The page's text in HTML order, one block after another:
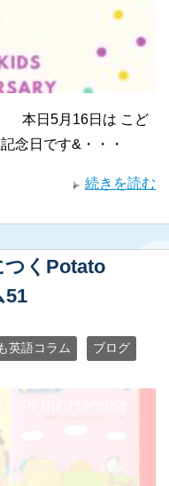
本日5月16日は こど
念日です&・・・
続きを読む
つくPotato
51
英語コラム ブログ